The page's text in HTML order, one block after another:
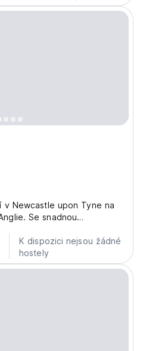
v Newcastle upon Tyne na
Se snadnou
K dispozici nejsou žádné
hostely